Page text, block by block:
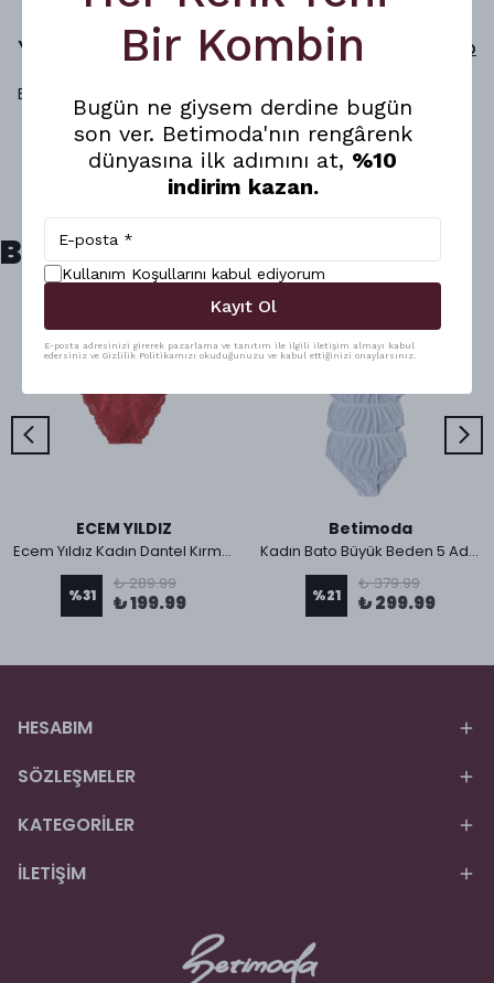
Yorumlar Yorum Yap
Bu ürün için henüz yorum yapılmamış.
Benzer Ürünler
ECEM YILDIZ
Ecem Yıldız Kadın Dantel Kırmızı Külot
%31
₺ 289.99
₺ 199.99
Betimoda
Kadın Bato Büyük Beden 5 Adet Külot
%21
₺ 379.99
₺ 299.99
HESABIM
SÖZLEŞMELER
KATEGORİLER
İLETİŞİM
Bir Kombin
Bugün ne giysem derdine bugün
son ver. Betimoda'nın rengârenk
dünyasına ilk adımını at, %10
indirim kazan.
Kullanım Koşullarını kabul ediyorum
Kayıt Ol
E-posta adresinizi girerek pazarlama ve tanıtım ile ilgili iletişim almayı kabul
edersiniz ve Gizlilik Politikamızı okuduğunuzu ve kabul ettiğinizi onaylarsınız.